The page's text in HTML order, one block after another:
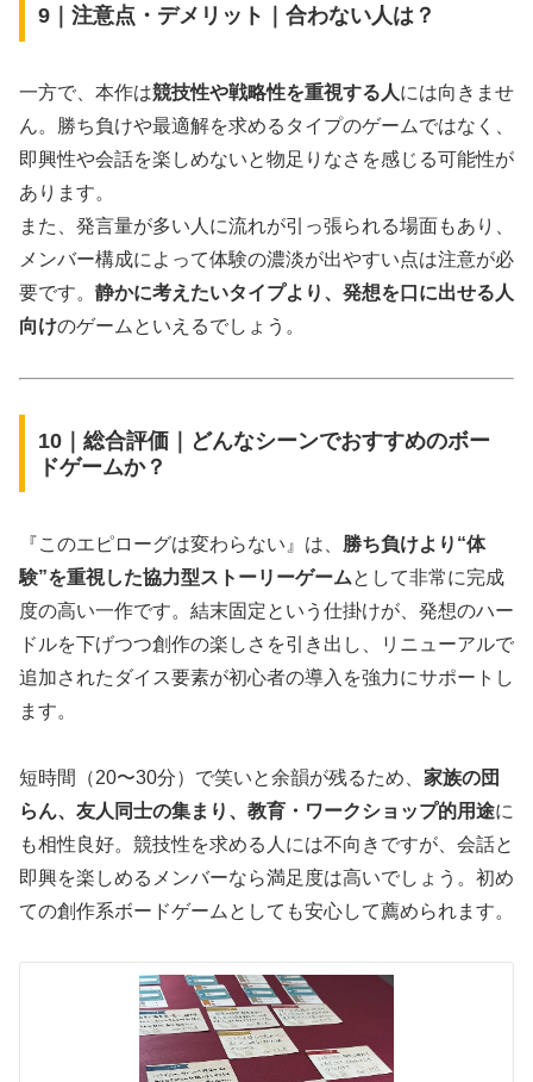
9｜注意点・デメリット｜合わない人は？
一方で、本作は競技性や戦略性を重視する人には向きませ
ん。勝ち負けや最適解を求めるタイプのゲームではなく、
即興性や会話を楽しめないと物足りなさを感じる可能性が
あります。
また、発言量が多い人に流れが引っ張られる場面もあり、
メンバー構成によって体験の濃淡が出やすい点は注意が必
要です。 静かに考えたいタイプより、発想を口に出せる人
向けのゲームといえるでしょう。
10｜総合評価｜どんなシーンでおすすめのボー
ドゲームか？
『このエピローグは変わらない』は、 勝ち負けより“体
験”を重視した協力型ストーリーゲームとして非常に完成
度の高い一作です。結末固定という仕掛けが、発想のハー
ドルを下げつつ創作の楽しさを引き出し、リニューアルで
追加されたダイス要素が初心者の導入を強力にサポートし
ます。
短時間（20〜30分）で笑いと余韻が残るため、 家族の団
らん、友人同士の集まり、教育・ワークショップ的用途に
も相性良好。競技性を求める人には不向きですが、会話と
即興を楽しめるメンバーなら満足度は高いでしょう。初め
ての創作系ボードゲームとしても安心して薦められます。